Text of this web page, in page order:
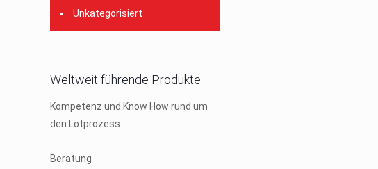
Unkategorisiert
Weltweit führende Produkte
Kompetenz und Know How rund um
den Lötprozess
Beratung